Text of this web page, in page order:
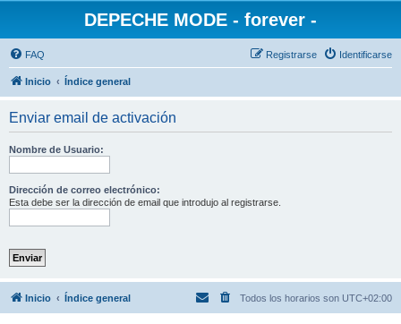
DEPECHE MODE - forever -
FAQ Identificarse
Registrarse
Inicio Índice general
Enviar email de activación
Nombre de Usuario:
Dirección de correo electrónico:
Esta debe ser la dirección de email que introdujo al registrarse.
Inicio Índice general Todos los horarios son UTC+02:00